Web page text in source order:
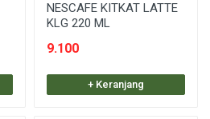
NESCAFE KITKAT LATTE
KLG 220 ML
9.100
+ Keranjang